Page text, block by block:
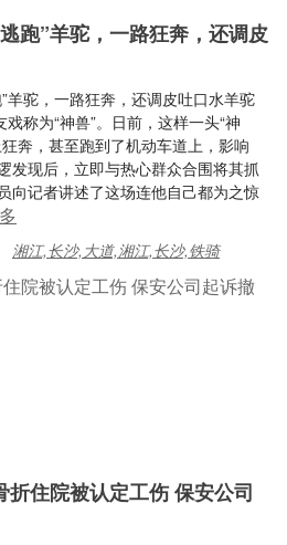
跑”羊驼，一路狂奔，还调皮
羊驼，一路狂奔，还调皮吐口水羊驼
称为“神兽”。日前，这样一头“神
奔，甚至跑到了机动车道上，影响
发现后，立即与热心群众合围将其抓
向记者讲述了这场连他自己都为之惊
湘江,长沙,大道,湘江,长沙,铁骑
住院被认定工伤 保安公司